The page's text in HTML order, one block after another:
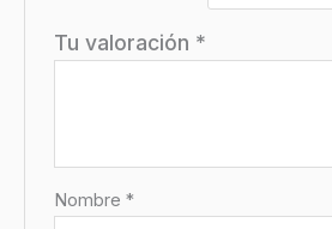
Tu valoración *
Nombre*